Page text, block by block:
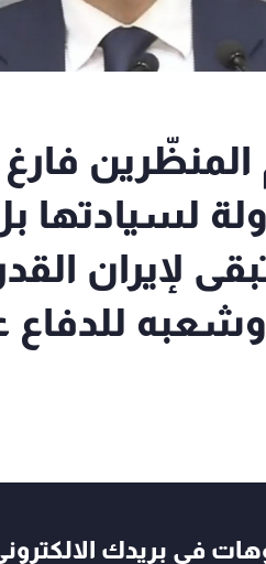
المنظّرين
لسيادتها
لإيران
وشعبه
في بريدك